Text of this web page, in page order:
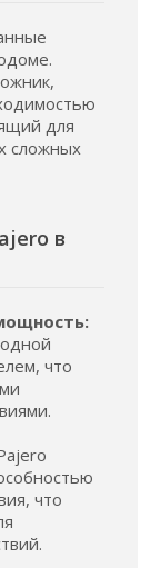
для
сложных
в
что
что